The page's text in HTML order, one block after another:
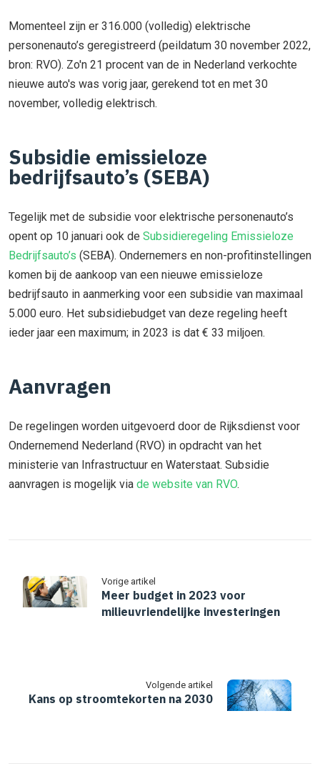
Momenteel zijn er 316.000 (volledig) elektrische
personenauto’s geregistreerd (peildatum 30 november 2022,
bron: RVO). Zo'n 21 procent van de in Nederland verkochte
nieuwe auto's was vorig jaar, gerekend tot en met 30
november, volledig elektrisch.
Subsidie emissieloze
bedrijfsauto’s (SEBA)
Tegelijk met de subsidie voor elektrische personenauto’s
opent op 10 januari ook de Subsidieregeling Emissieloze
Bedrijfsauto’s (SEBA). Ondernemers en non-profitinstellingen
komen bij de aankoop van een nieuwe emissieloze
bedrijfsauto in aanmerking voor een subsidie van maximaal
5.000 euro. Het subsidiebudget van deze regeling heeft
ieder jaar een maximum; in 2023 is dat € 33 miljoen.
Aanvragen
De regelingen worden uitgevoerd door de Rijksdienst voor
Ondernemend Nederland (RVO) in opdracht van het
ministerie van Infrastructuur en Waterstaat. Subsidie
aanvragen is mogelijk via de website van RVO.
Vorige artikel
Meer budget in 2023 voor
milieuvriendelijke investeringen
Volgende artikel
Kans op stroomtekorten na 2030